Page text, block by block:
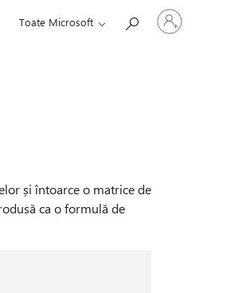
Toate Microsoft
Conectați-
vă
și întoarce o matrice de
ca o formulă de